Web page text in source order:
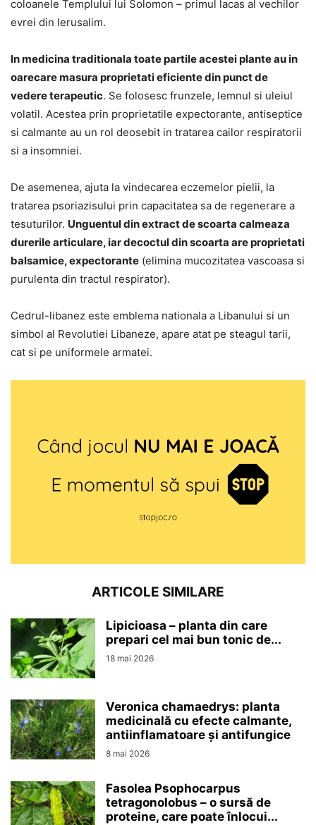
coloanele Templului lui Solomon – primul lacas al vechilor
evrei din Ierusalim.
In medicina traditionala toate partile acestei plante au in
oarecare masura proprietati eficiente din punct de
vedere terapeutic. Se folosesc frunzele, lemnul si uleiul
volatil. Acestea prin proprietatile expectorante, antiseptice
si calmante au un rol deosebit in tratarea cailor respiratorii
si a insomniei.
De asemenea, ajuta la vindecarea eczemelor pielii, la
tratarea psoriazisului prin capacitatea sa de regenerare a
tesuturilor. Unguentul din extract de scoarta calmeaza
durerile articulare, iar decoctul din scoarta are proprietati
balsamice, expectorante (elimina mucozitatea vascoasa si
purulenta din tractul respirator).
Cedrul-libanez este emblema nationala a Libanului si un
simbol al Revolutiei Libaneze, apare atat pe steagul tarii,
cat si pe uniformele armatei.
ARTICOLE SIMILARE
Lipicioasa – planta din care
prepari cel mai bun tonic de...
18 mai 2026
Veronica chamaedrys: planta
medicinală cu efecte calmante,
antiinflamatoare și antifungice
8 mai 2026
Fasolea Psophocarpus
tetragonolobus – o sursă de
proteine, care poate înlocui...